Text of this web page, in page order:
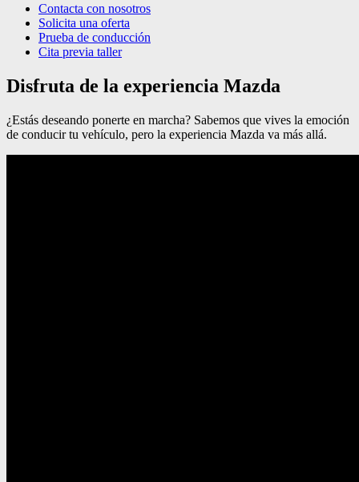
Contacta con nosotros
Solicita una oferta
Prueba de conducción
Cita previa taller
Disfruta de la experiencia Mazda
¿Estás deseando ponerte en marcha? Sabemos que vives la emoción
de conducir tu vehículo, pero la experiencia Mazda va más allá.